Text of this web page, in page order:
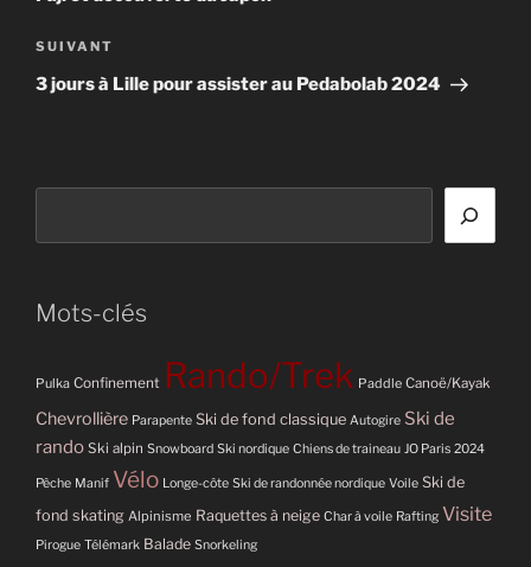
Article
suivant
SUIVANT
3 jours à Lille pour assister au Pedabolab 2024
Mots-clés
Pulka Confinement Rando/Trek Paddle Canoë/Kayak
Chevrollière Parapente Ski de fond classique Autogire Ski de
rando Ski alpin Snowboard Ski nordique Chiens de traineau JO Paris 2024
Pêche Manif Vélo Longe-côte Ski de randonnée nordique Voile Ski de
fond skating Alpinisme Raquettes à neige Char à voile Rafting Visite
Pirogue Télémark Balade Snorkeling